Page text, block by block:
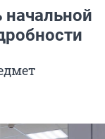
начальной